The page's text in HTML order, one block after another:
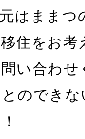
はままつ
住をお考
い合わせ
のでき